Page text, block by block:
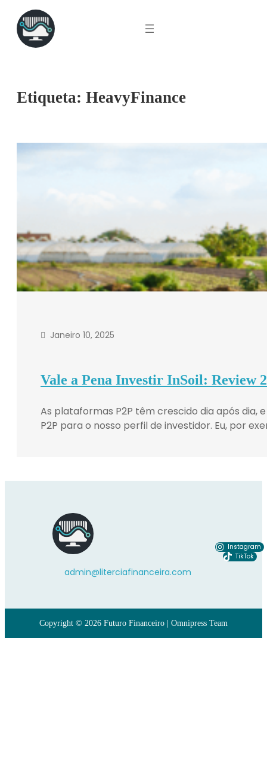
Saltar
para
conteúdo
Etiqueta: HeavyFinance
Janeiro 10, 2025
Vale a Pena Investir InSoil: Review
As plataformas P2P têm crescido dia após dia,
P2P para o nosso perfil de investidor. Eu, por
admin@literciafinanceira.com
Instagram
TikTok
Copyright © 2026 Futuro Financeiro | Omnipress Team